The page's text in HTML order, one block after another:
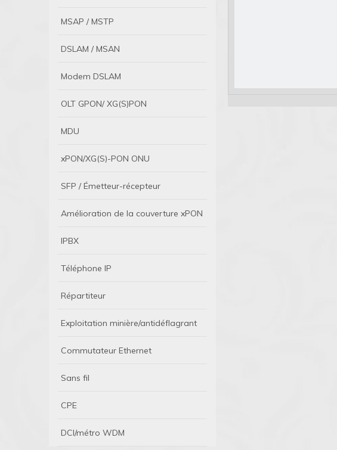
MSAP / MSTP
DSLAM / MSAN
Modem DSLAM
OLT GPON/ XG(S)PON
MDU
xPON/XG(S)-PON ONU
SFP / Émetteur-récepteur
Amélioration de la couverture xPON
IPBX
Téléphone IP
Répartiteur
Exploitation minière/antidéflagrant
Commutateur Ethernet
Sans fil
CPE
DCI/métro WDM